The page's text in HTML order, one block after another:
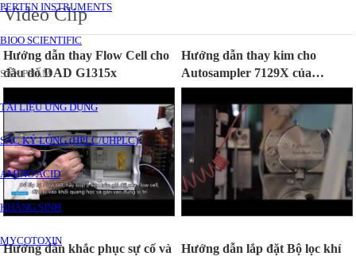
PERTEN INSTRUMENTS
BIOO SCIENTIFIC
SẢN PHẨM
TÀI LIỆU ỨNG DỤNG
SẮC KÝ LỎNG (HPLC/UHPLC)
AMINO ACID
KHÁNG SINH
MYCOTOXIN
Video Clip
Hướng dẫn thay Flow Cell cho
đầu dò DAD G1315x
Hướng dẫn thay kim cho
Autosampler 7129X của
Agilent
Hướng dẫn khắc phục sự cố và
Hướng dẫn lắp đặt Bộ lọc khí